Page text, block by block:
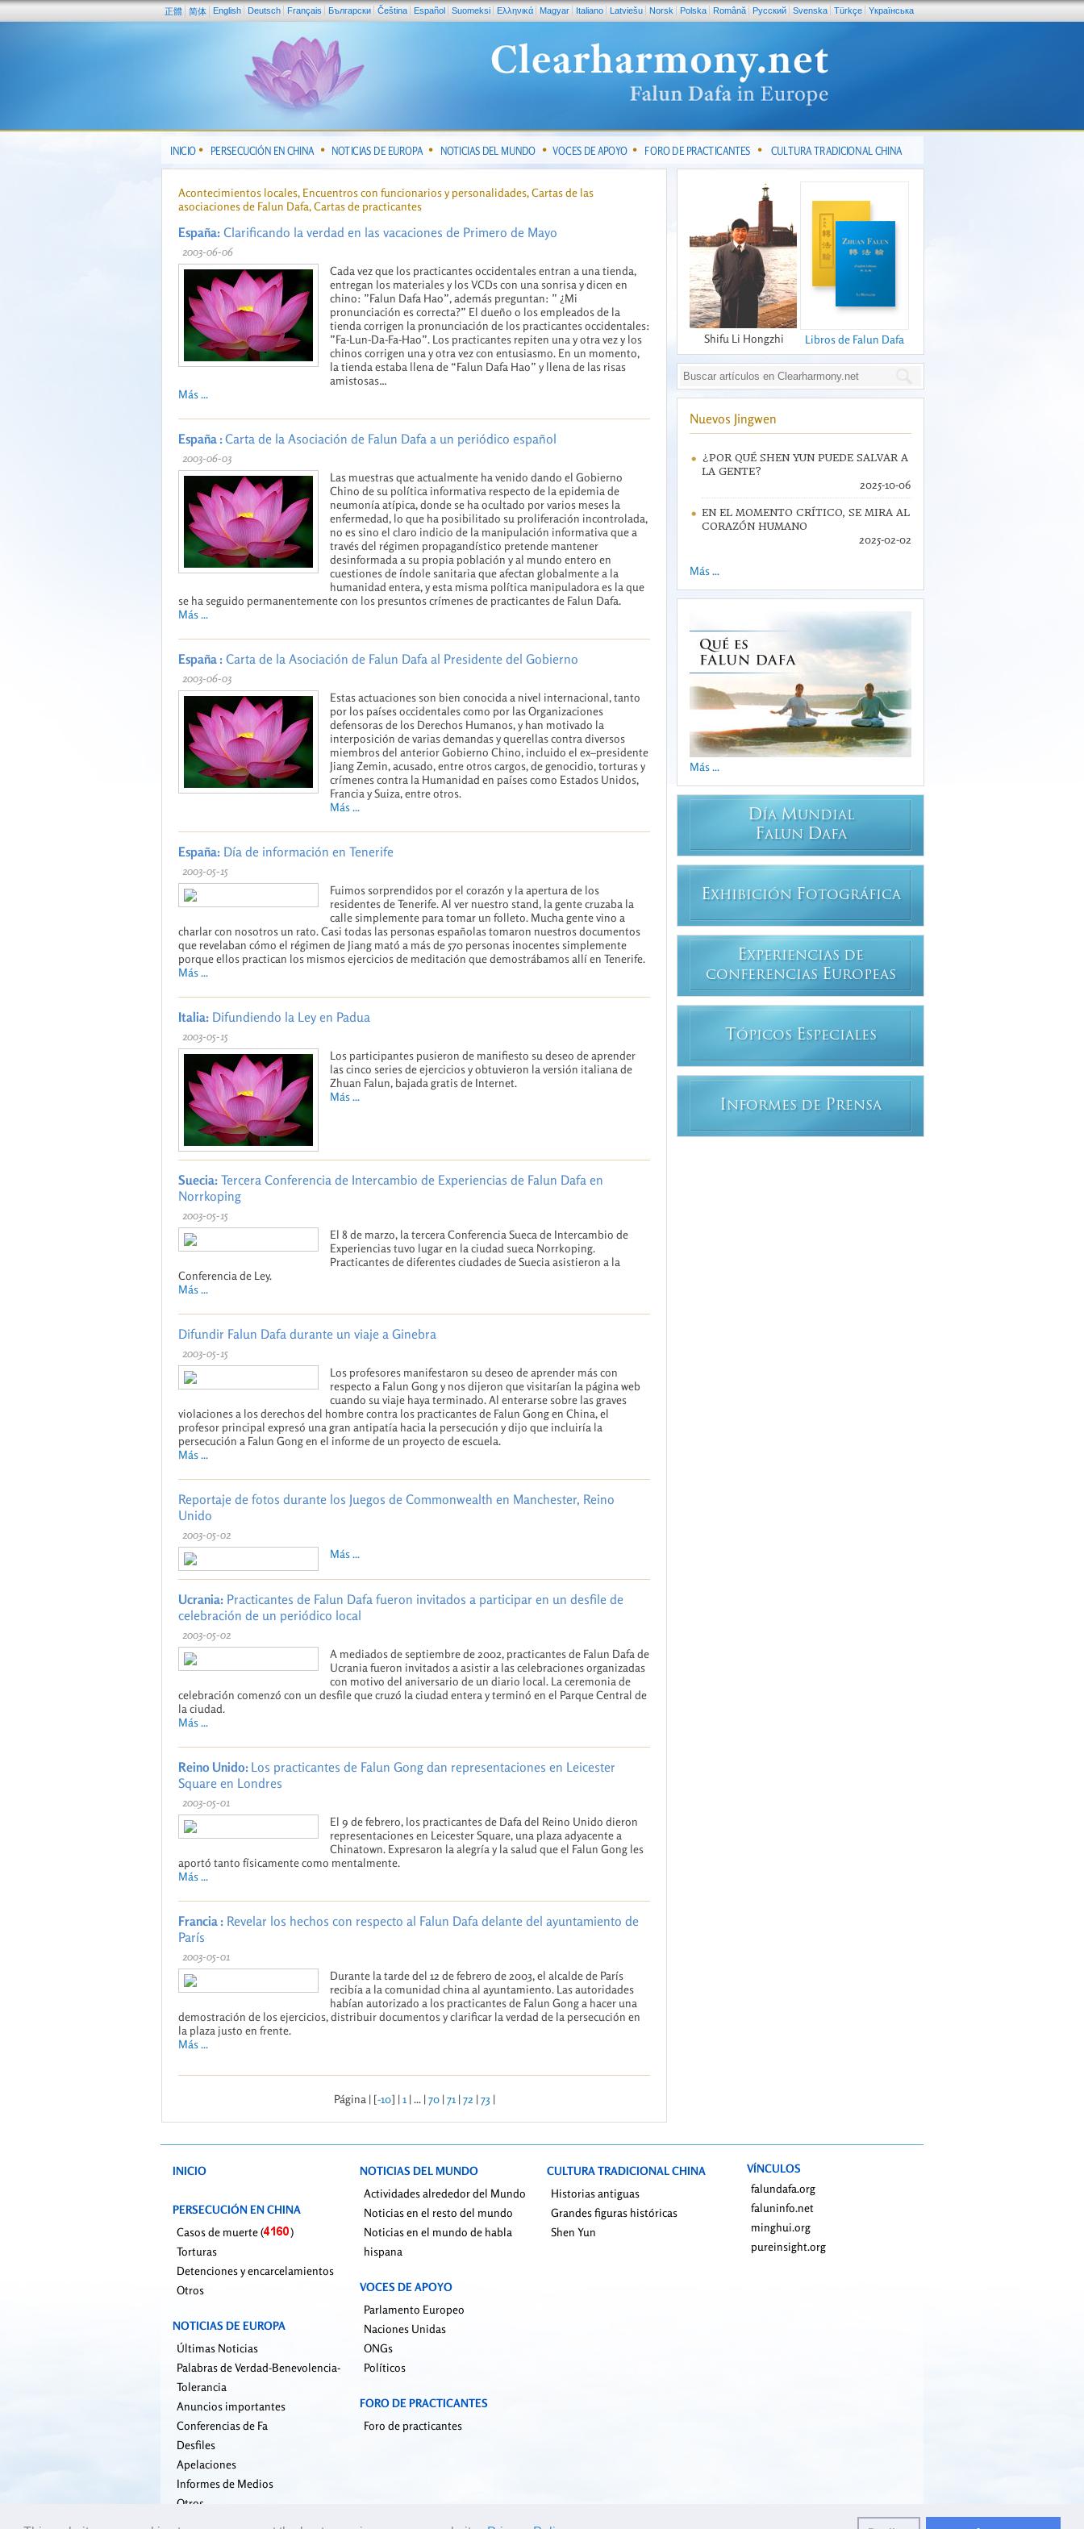
正體 简体 English Deutsch Français Български Čeština Español Suomeksi Ελληνικά Magyar Italiano Latviešu Norsk Polska Română Pусский Svenska Türkçe Yкраїнська
INICIO PERSECUCIÓN EN CHINA NOTICIAS DE EUROPA NOTICIAS DEL MUNDO VOCES DE APOYO FORO DE PRACTICANTES CULTURA TRADICIONAL CHINA
Acontecimientos locales, Encuentros con funcionarios y personalidades, Cartas de las
asociaciones de Falun Dafa, Cartas de practicantes
España: Clarificando la verdad en las vacaciones de Primero de Mayo
2003-06-06
Cada vez que los practicantes occidentales entran a una tienda,
entregan los materiales y los VCDs con una sonrisa y dicen en
chino: ”Falun Dafa Hao”, además preguntan: ” ¿Mi
pronunciación es correcta?” El dueño o los empleados de la
tienda corrigen la pronunciación de los practicantes occidentales:
”Fa-Lun-Da-Fa-Hao”. Los practicantes repiten una y otra vez y los
chinos corrigen una y otra vez con entusiasmo. En un momento,
la tienda estaba llena de “Falun Dafa Hao” y llena de las risas
amistosas…
Más ...
España :Carta de la Asociación de Falun Dafa a un periódico español
2003-06-03
Las muestras que actualmente ha venido dando el Gobierno
Chino de su política informativa respecto de la epidemia de
neumonía atípica, donde se ha ocultado por varios meses la
enfermedad, lo que ha posibilitado su proliferación incontrolada,
no es sino el claro indicio de la manipulación informativa que a
través del régimen propagandístico pretende mantener
desinformada a su propia población y al mundo entero en
cuestiones de índole sanitaria que afectan globalmente a la
humanidad entera, y esta misma política manipuladora es la que
se ha seguido permanentemente con los presuntos crímenes de practicantes de Falun Dafa.
Más ...
España : Carta de la Asociación de Falun Dafa al Presidente del Gobierno
2003-06-03
Estas actuaciones son bien conocida a nivel internacional, tanto
por los países occidentales como por las Organizaciones
defensoras de los Derechos Humanos, y han motivado la
interposición de varias demandas y querellas contra diversos
miembros del anterior Gobierno Chino, incluido el ex–presidente
Jiang Zemin, acusado, entre otros cargos, de genocidio, torturas y
crímenes contra la Humanidad en países como Estados Unidos,
Francia y Suiza, entre otros.
Más ...
España: Día de información en Tenerife
2003-05-15
Fuimos sorprendidos por el corazón y la apertura de los
residentes de Tenerife. Al ver nuestro stand, la gente cruzaba la
calle simplemente para tomar un folleto. Mucha gente vino a
charlar con nosotros un rato. Casi todas las personas españolas tomaron nuestros documentos
que revelaban cómo el régimen de Jiang mató a más de 570 personas inocentes simplemente
porque ellos practican los mismos ejercicios de meditación que demostrábamos allí en Tenerife.
Más ...
Italia: Difundiendo la Ley en Padua
2003-05-15
Los participantes pusieron de manifiesto su deseo de aprender
las cinco series de ejercicios y obtuvieron la versión italiana de
Zhuan Falun, bajada gratis de Internet.
Más ...
Suecia: Tercera Conferencia de Intercambio de Experiencias de Falun Dafa en
Norrkoping
2003-05-15
El 8 de marzo, la tercera Conferencia Sueca de Intercambio de
Experiencias tuvo lugar en la ciudad sueca Norrkoping.
Practicantes de diferentes ciudades de Suecia asistieron a la
Conferencia de Ley.
Más ...
Difundir Falun Dafa durante un viaje a Ginebra
2003-05-15
Los profesores manifestaron su deseo de aprender más con
respecto a Falun Gong y nos dijeron que visitarían la página web
cuando su viaje haya terminado. Al enterarse sobre las graves
violaciones a los derechos del hombre contra los practicantes de Falun Gong en China, el
profesor principal expresó una gran antipatía hacia la persecución y dijo que incluiría la
persecución a Falun Gong en el informe de un proyecto de escuela.
Más ...
Reportaje de fotos durante los Juegos de Commonwealth en Manchester, Reino
Unido
2003-05-02
Más ...
Ucrania: Practicantes de Falun Dafa fueron invitados a participar en un desfile de
celebración de un periódico local
2003-05-02
A mediados de septiembre de 2002, practicantes de Falun Dafa de
Ucrania fueron invitados a asistir a las celebraciones organizadas
con motivo del aniversario de un diario local. La ceremonia de
celebración comenzó con un desfile que cruzó la ciudad entera y terminó en el Parque Central de
la ciudad.
Más ...
Reino Unido: Los practicantes de Falun Gong dan representaciones en Leicester
Square en Londres
2003-05-01
El 9 de febrero, los practicantes de Dafa del Reino Unido dieron
representaciones en Leicester Square, una plaza adyacente a
Chinatown. Expresaron la alegría y la salud que el Falun Gong les
aportó tanto físicamente como mentalmente.
Más ...
Francia : Revelar los hechos con respecto al Falun Dafa delante del ayuntamiento de
París
2003-05-01
Durante la tarde del 12 de febrero de 2003, el alcalde de París
recibía a la comunidad china al ayuntamiento. Las autoridades
habían autorizado a los practicantes de Falun Gong a hacer una
demostración de los ejercicios, distribuir documentos y clarificar la verdad de la persecución en
la plaza justo en frente.
Más ...
Página | [-10] |1 | ... |70|71 |72 |73 |
Shifu Li Hongzhi Libros de Falun Dafa
Nuevos Jingwen
¿POR QUÉ SHEN YUN PUEDE SALVAR A
LA GENTE?
2025-10-06
EN EL MOMENTO CRÍTICO, SE MIRA AL
CORAZÓN HUMANO
2025-02-02
Más ...
Más ...
DÍA MUNDIAL
FALUN DAFA
EXHIBICIÓN FOTOGRÁFICA
EXPERIENCIAS DE
CONFERENCIAS EUROPEAS
T ÓPICOS ESPECIALES
INFORMES DE PRENSA
INICIO
PERSECUCIÓN EN CHINA
Casos de muerte (
)
Torturas
Detenciones y encarcelamientos
Otros
NOTICIAS DE EUROPA
Últimas Noticias
Palabras de Verdad-Benevolencia-
Tolerancia
Anuncios importantes
Conferencias de Fa
Desfiles
Apelaciones
Informes de Medios
Otros
NOTICIAS DEL MUNDO
Actividades alrededor del Mundo
Noticias en el resto del mundo
Noticias en el mundo de habla
hispana
VOCES DE APOYO
Parlamento Europeo
Naciones Unidas
ONGs
Políticos
FORO DE PRACTICANTES
Foro de practicantes
CULTURA TRADICIONAL CHINA
Historias antiguas
Grandes figuras históricas
Shen Yun
VÍNCULOS
falundafa.org
faluninfo.net
minghui.org
pureinsight.org